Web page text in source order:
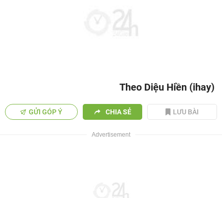
Theo Diệu Hiền (ihay)
GỬI GÓP Ý CHIA SẺ LƯU BÀI